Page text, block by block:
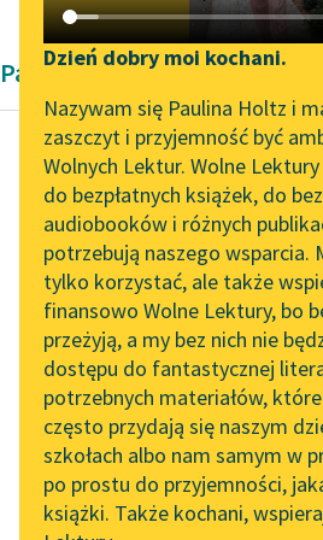
Katalog DAISY
Podkasty o książkach
Aktualności
„Prokurator Alicja Horn”
do słuchania
Byliśmy częścią AI Impact
Lab
Zapraszamy na spotkanie
online z tłumaczkami
literatury skandynawskiej
Spotkanie z Katarzyną
Tunkiel w Oslo
102. lata temu zmarł
Joseph Conrad
API
Dzień dobry moi kochani.
Nazywam się Paulina Holtz i
zaszczyt i przyjemność być
Wolnych Lektur. Wolne
do bezpłatnych książek, do
audiobooków i różnych
potrzebują naszego wsparcia.
tylko korzystać, ale także
finansowo Wolne Lektury, bo
przeżyją, a my bez nich nie
dostępu do fantastycznej
potrzebnych materiałów,
często przydają się naszym
szkołach albo nam samym w
po prostu do przyjemności,
książki. Także kochani,
Pamiętnik Stanisława
Moi
był
i